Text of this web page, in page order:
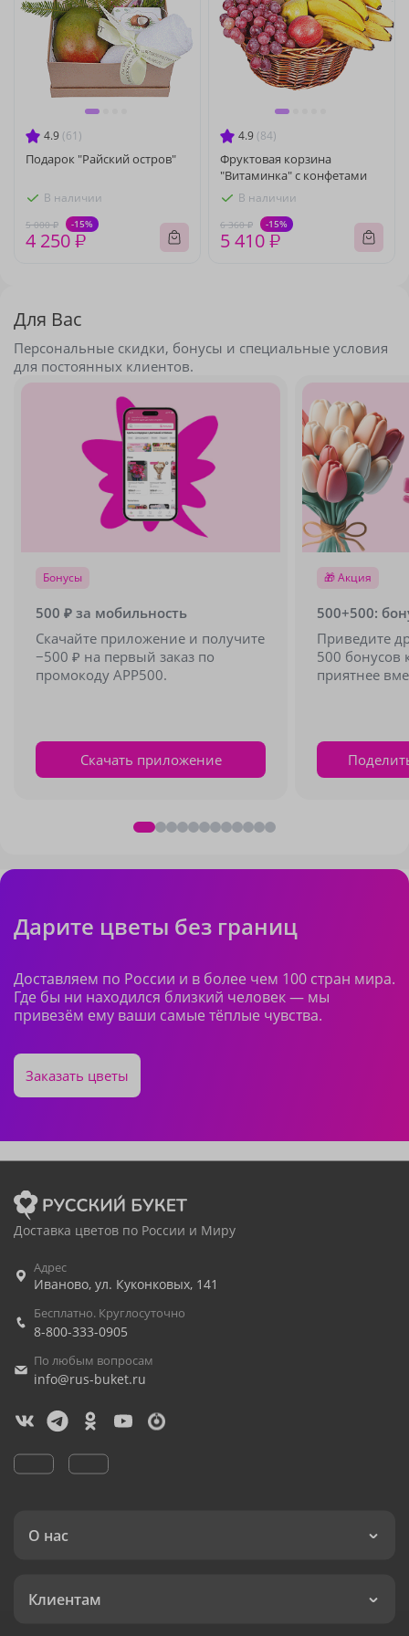
4.9 (61)
Подарок "Райский остров"
В наличии
5 000 ₽ -15%
4 250 ₽
4.9 (84)
Фруктовая корзина
"Витаминка" с конфетами
В наличии
6 360 ₽ -15%
5 410 ₽
Для Вас
Персональные скидки, бонусы и специальные условия
для постоянных клиентов.
Бонусы
500 ₽ за мобильность
Скачайте приложение и получите
−500 ₽ на первый заказ по
промокоду APP500.
Скачать приложение
🎁 Акция
500+500:
Приведите
500 бонусов
приятнее
Дарите цветы без границ
Доставляем по России и в более чем 100 стран мира.
Где бы ни находился близкий человек — мы
привезём ему ваши самые тёплые чувства.
Заказать цветы
Доставка цветов по России и Миру
Адрес
Иваново, ул. Куконковых, 141
Бесплатно. Круглосуточно
8-800-333-0905
По любым вопросам
info@rus-buket.ru
О нас
Клиентам